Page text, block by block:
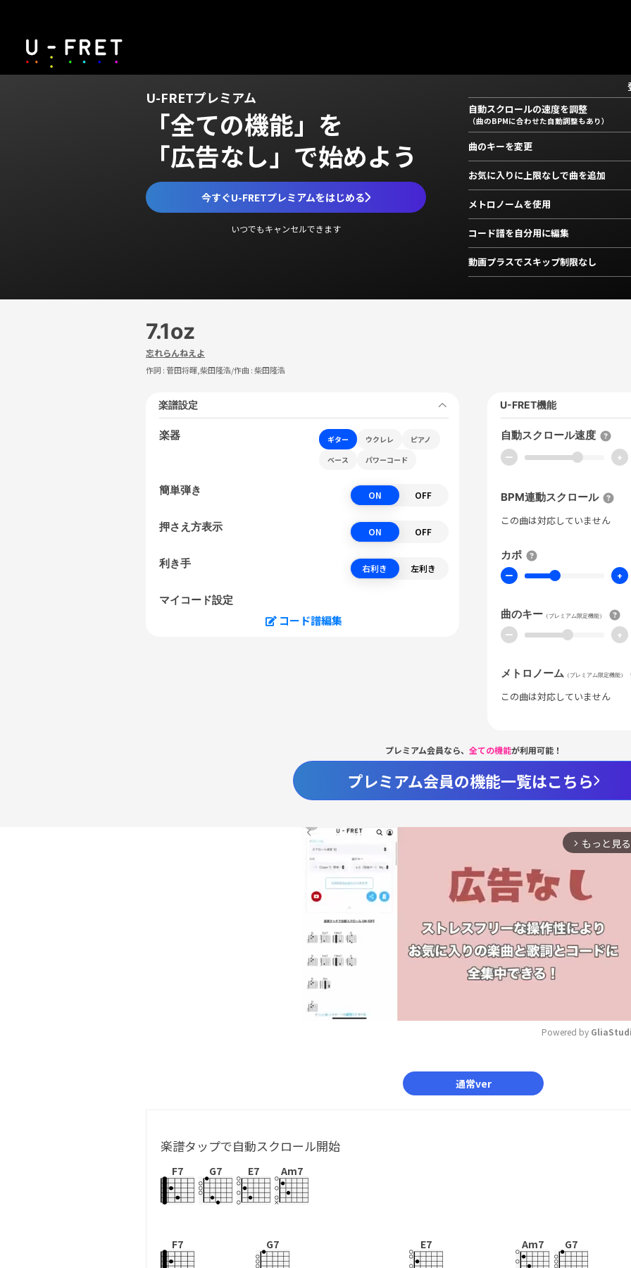
U-FRETプレミアム
「全ての機能」を
「広告なし」で始めよう
今すぐU-FRETプレミアムをはじめる
いつでもキャンセルできます
自動スクロールの速度を調整
（曲のBPMに合わせた自動調整もあり）
曲のキーを変更
お気に入りに上限なしで曲を追加
メトロノームを使用
コード譜を自分用に編集
動画プラスでスキップ制限なし
7.1oz
忘れらんねえよ
作詞 :菅田将暉,柴田隆浩/作曲 :柴田隆浩
楽譜設定
楽器 ギター ウクレレ
ピアノ
ベース
パワーコード
簡単弾き ON OFF
押さえ方表示 ON OFF
利き手 右利き 左利き
マイコード設定
コード譜編集
U-FRET機能
自動スクロール速度
ー +
BPM連動スクロール
この曲は対応していません
カポ
ー +
曲のキー （プレミアム限定機能）
ー +
メトロノーム （プレミアム限定機能）
この曲は対応していません
プレミアム会員なら、 全ての機能が利用可能！
プレミアム会員の機能一覧はこちら
arrow_forward_ios もっと見る
Powered by
通常ver
楽譜タップで自動スクロール開始
F7 G7 E7 Am7
F7 G7 E7 Am7 G7